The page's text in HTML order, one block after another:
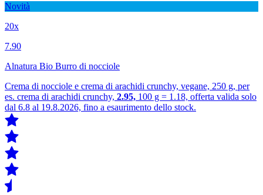
Novità
20x
7.90
Alnatura Bio Burro di nocciole
Crema di nocciole e crema di arachidi crunchy, vegane, 250 g, per
es. crema di arachidi crunchy, 2.95, 100 g = 1.18, offerta valida solo
dal 6.8 al 19.8.2026, fino a esaurimento dello stock.